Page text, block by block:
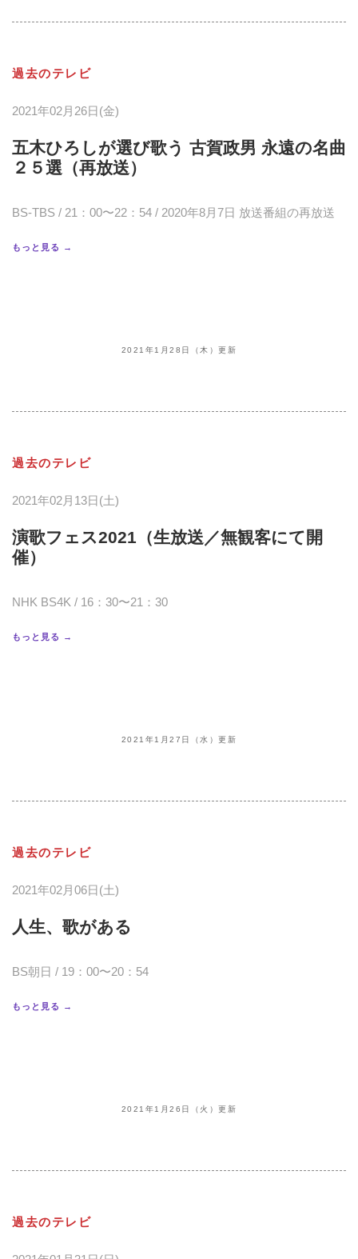
過去のテレビ
2021年02月26日(金)
五木ひろしが選び歌う 古賀政男 永遠の名曲
２５選（再放送）
BS-TBS / 21：00〜22：54 / 2020年8月7日 放送番組の再放送
もっと見る →
2021年1月28日（木）更新
過去のテレビ
2021年02月13日(土)
演歌フェス2021（生放送／無観客にて開
催）
NHK BS4K / 16：30〜21：30
もっと見る →
2021年1月27日（水）更新
過去のテレビ
2021年02月06日(土)
人生、歌がある
BS朝日 / 19：00〜20：54
もっと見る →
2021年1月26日（火）更新
過去のテレビ